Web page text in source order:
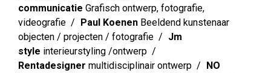
communicatie Grafisch ontwerp, fotografie,
videografie
Paul Koenen Beeldend kunstenaar
objecten / projecten / fotografie
Jm
style interieurstyling /ontwerp
Rentadesigner multidisciplinair ontwerp
NO